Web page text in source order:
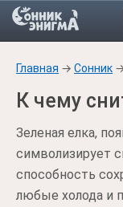
Главная → Сонник
К чему
Зеленая елка,
символизирует
способность
любые холода и